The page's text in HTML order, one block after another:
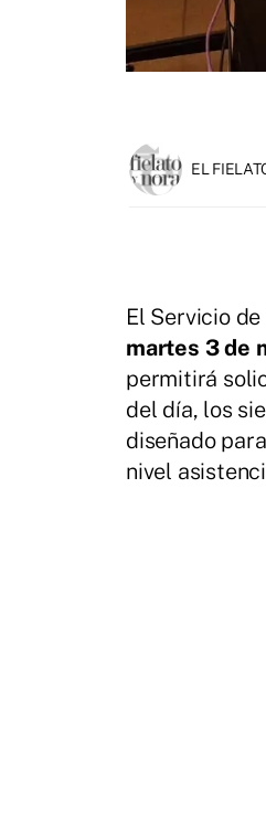
EL
El Servicio
martes 3 de
permitirá
del día, los
diseñado
nivel